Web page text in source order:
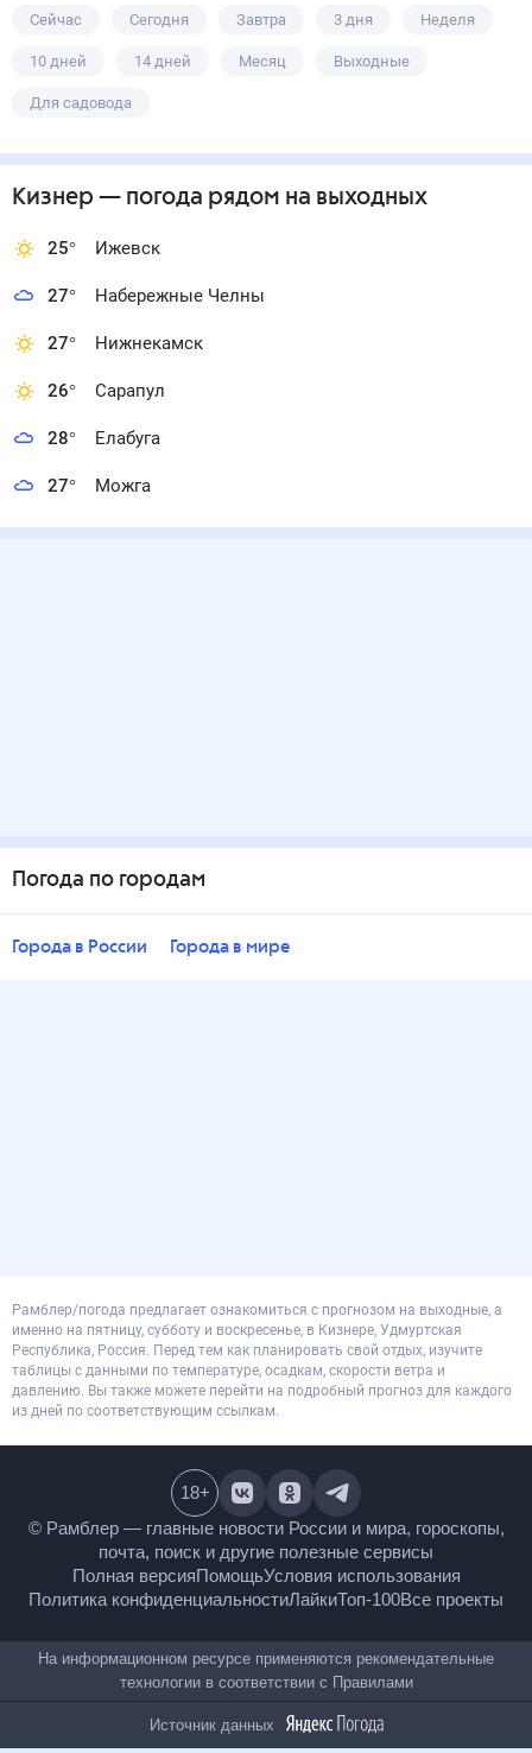
Сейчас Сегодня Завтра 3 дня Неделя
10 дней 14 дней Месяц Выходные
Для садовода
Кизнер — погода рядом на выходных
25° Ижевск
27° Набережные Челны
27° Нижнекамск
26° Сарапул
28° Елабуга
27° Можга
Погода по городам
Города в России Города в мире
Рамблер/погода предлагает ознакомиться с прогнозом на выходные, а
именно на пятницу, субботу и воскресенье, в Кизнере, Удмуртская
Республика, Россия. Перед тем как планировать свой отдых, изучите
таблицы с данными по температуре, осадкам, скорости ветра и
давлению. Вы также можете перейти на подробный прогноз для каждого
из дней по соответствующим ссылкам.
© Рамблер — главные новости России и мира,
гороскопы, почта, поиск и другие полезные сервисы
Полная версияПомощьУсловия использования
Политика конфиденциальностиЛайкиТоп-100
18+
На информационном ресурсе применяются
рекомендательные технологии в соответствии сПравилами